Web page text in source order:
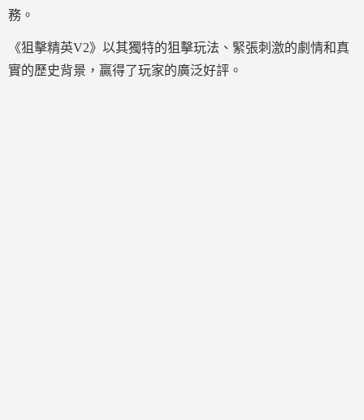
務。
《狙擊精英V2》以其獨特的狙擊玩法、緊張刺激的劇情和真
實的歷史背景，贏得了玩家的廣泛好評。